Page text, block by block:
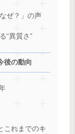
ぜ？」の声
“異質さ”
後の動向
これまでのキ